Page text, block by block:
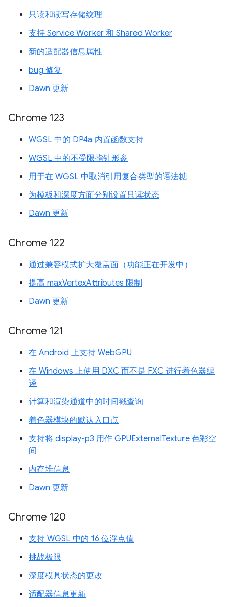
只读和读写存储纹理
支持 Service Worker 和 Shared Worker
新的适配器信息属性
bug 修复
Dawn 更新
Chrome 123
WGSL 中的 DP4a 内置函数支持
WGSL 中的不受限指针形参
用于在 WGSL 中取消引用复合类型的语法糖
为模板和深度方面分别设置只读状态
Dawn 更新
Chrome 122
通过兼容模式扩大覆盖面（功能正在开发中）
提高 maxVertexAttributes 限制
Dawn 更新
Chrome 121
在 Android 上支持 WebGPU
在 Windows 上使用 DXC 而不是 FXC 进行着色器编
译
计算和渲染通道中的时间戳查询
着色器模块的默认入口点
支持将 display-p3 用作 GPUExternalTexture 色彩空
间
内存堆信息
Dawn 更新
Chrome 120
支持 WGSL 中的 16 位浮点值
挑战极限
深度模具状态的更改
适配器信息更新